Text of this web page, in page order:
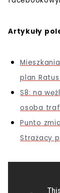
Artykuły
plan
S8: na
osoba
Punto
Strażacy